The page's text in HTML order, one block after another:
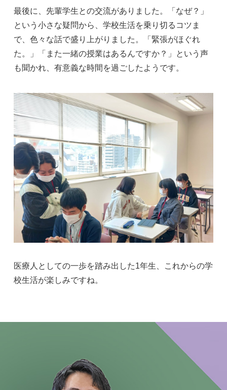
最後に、先輩学生との交流がありました。「なぜ？」
という小さな疑問から、学校生活を乗り切るコツま
で、色々な話で盛り上がりました。「緊張がほぐれ
た。」「また一緒の授業はあるんですか？」という声
も聞かれ、有意義な時間を過ごしたようです。
医療人としての一歩を踏み出した1年生、これからの学
校生活が楽しみですね。